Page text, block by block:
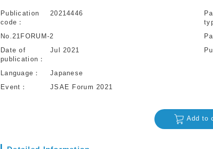
Publication
code
20214446
No.21FORUM-2
Date of
publication
Jul 2021
Language
Japanese
Event
JSAE Forum 2021
Add to